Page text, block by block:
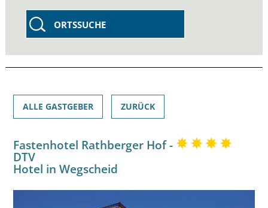
ORTSSUCHE
ALLE GASTGEBER ZURÜCK
Fastenhotel Rathberger Hof -
DTV
Hotel in Wegscheid